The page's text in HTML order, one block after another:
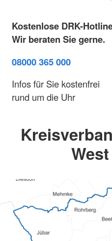
Kostenlose DRK-
Wir beraten Sie gerne.
08000 365 000
Infos für Sie kostenfrei
rund um die Uhr